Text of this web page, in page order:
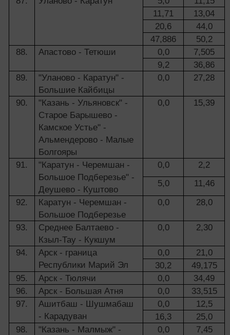
11,71
13,04
20,6
44,0
47,886
50,2
88.
Апастово - Тетюши 0,0
7,505
9,2
36,86
89.
"Уланово - Каратун" -
Большие Кайбицы
0,0 27,28
90.
"Казань - Ульяновск" -
Старое Барышево -
Камское Устье" -
Альмендерово - Малые
Болгояры
0,0 15,39
91.
"Каратун - Черемшан -
Большое Подберезье" -
Деушево - Куштово
0,0
2,2
5,0
11,46
92.
Каратун - Черемшан -
Большое Подберезье
0,0 28,0
93.
Среднее Балтаево -
Кзыл-Тау - Кукшум
0,0 2,30
94.
Арск - граница
Республики Марий Эл
0,0
21,0
30,2
49,175
95.
Арск - Тюлячи 0,0
34,49
96.
Арск - Большая Атня 0,0
33,515
97.
Ашитбаш - Шушмабаш
- Карадуван
0,0
12,5
16,3
25,0
98.
"Казань - Малмыж" -
0,0 7,45